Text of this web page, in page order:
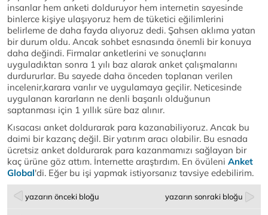
insanlar hem anketi dolduruyor hem internetin sayesinde
binlerce kişiye ulaşıyoruz hem de tüketici eğilimlerini
belirleme de daha fayda alıyoruz dedi. Şahsen aklıma yatan
bir durum oldu. Ancak sohbet esnasında önemli bir konuya
daha değindi. Firmalar anketlerini ve sonuçlarını
uyguladıktan sonra 1 yılı baz alarak anket çalışmalarını
durdururlar. Bu sayede daha önceden toplanan verilen
incelenir,karara varılır ve uygulamaya geçilir. Neticesinde
uygulanan kararların ne denli başarılı olduğunun
saptanması için 1 yıllık süre baz alınır.
Kısacası anket doldurarak para kazanabiliyoruz. Ancak bu
daimi bir kazanç değil. Bir yatırım aracı olabilir. Bu esnada
ücretsiz anket doldurarak para kazanmamızı sağlayan bir
kaç ürüne göz attım. İnternette araştırdım. En övüleni Anket
Global'di. Eğer bu işi yapmak istiyorsanız tavsiye edebilirim.
yazarın önceki bloğu yazarın sonraki bloğu